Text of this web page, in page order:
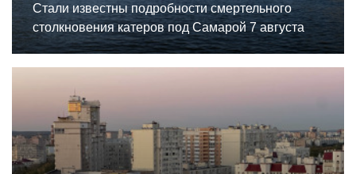
Стали известны подробности смертельного
столкновения катеров под Самарой 7 августа